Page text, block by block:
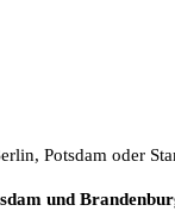
Potsdam oder
und